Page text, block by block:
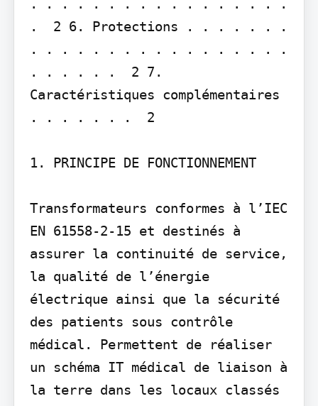
. . . . . . . . . . . . . . . . .
.  2 6. Protections . . . . . . .
. . . . . . . . . . . . . . . . .
. . . . . .  2 7.
Caractéristiques complémentaires
. . . . . . .  2
1. PRINCIPE DE FONCTIONNEMENT
Transformateurs conformes à l’IEC
EN 61558-2-15 et destinés à
assurer la continuité de service,
la qualité de l’énergie
électrique ainsi que la sécurité
des patients sous contrôle
médical. Permettent de réaliser
un schéma IT médical de liaison à
la terre dans les locaux classés